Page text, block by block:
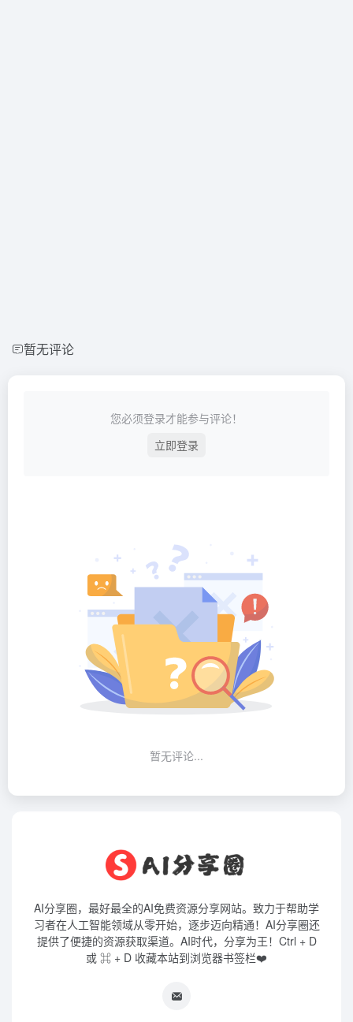
暂无评论
您必须登录才能参与评论！
立即登录
暂无评论...
AI分享圈，最好最全的AI免费资源分享网站。致力于帮助学
习者在人工智能领域从零开始，逐步迈向精通！AI分享圈还
提供了便捷的资源获取渠道。AI时代，分享为王！Ctrl + D
或 ⌘ + D 收藏本站到浏览器书签栏❤️